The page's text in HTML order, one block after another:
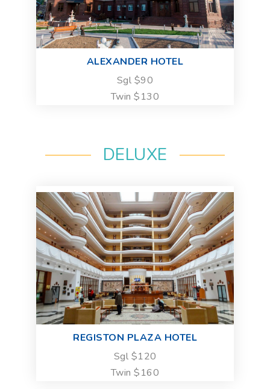
ALEXANDER HOTEL
Sgl $90
Twin $130
DELUXE
REGISTON PLAZA HOTEL
Sgl $120
Twin $160